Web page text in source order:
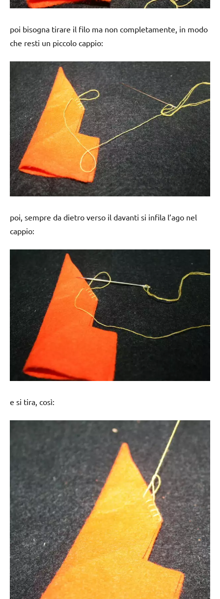
poi bisogna tirare il filo ma non completamente, in modo
che resti un piccolo cappio:
poi, sempre da dietro verso il davanti si infila l’ago nel
cappio:
e si tira, così: